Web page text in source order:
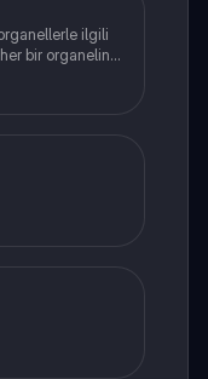
ilgili
bir organelin